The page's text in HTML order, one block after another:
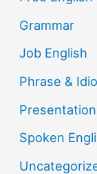
Grammar
Job English
Phrase &
Presentation
Spoken